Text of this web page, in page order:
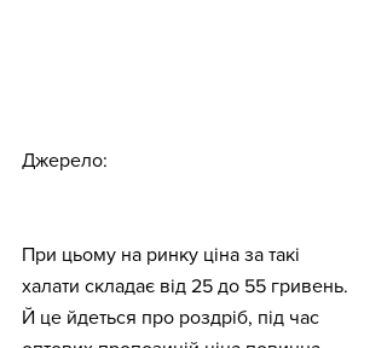
Джерело:
При цьому на ринку ціна за такі
халати складає від 25 до 55 гривень.
Й це йдеться про роздріб, під час